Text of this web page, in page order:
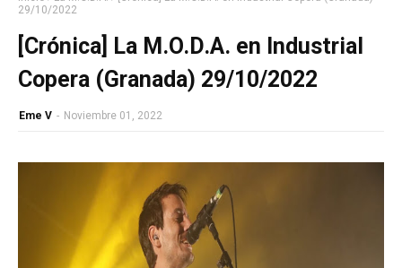
29/10/2022
[Crónica] La M.O.D.A. en Industrial
Copera (Granada) 29/10/2022
Eme V - Noviembre 01, 2022